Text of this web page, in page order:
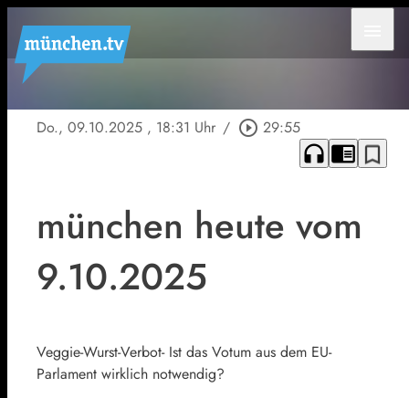
Do., 09.10.2025 , 18:31 Uhr / play_circle_outline 29:55
headphones chrome_reader_mode bookmark_border
münchen heute vom
9.10.2025
Veggie-Wurst-Verbot- Ist das Votum aus dem EU-
Parlament wirklich notwendig?